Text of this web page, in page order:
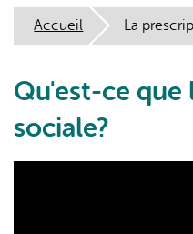
Accueil La
Qu'est-ce que
sociale?